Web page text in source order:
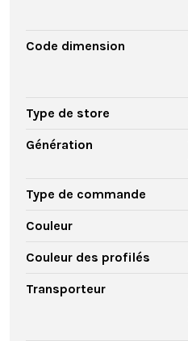
Code dimension
Type de store
Génération
Type de commande
Couleur
Couleur des profilés
Transporteur